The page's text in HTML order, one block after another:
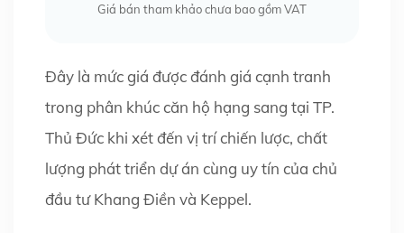
Giá bán tham khảo chưa bao gồm VAT
Đây là mức giá được đánh giá cạnh tranh
trong phân khúc căn hộ hạng sang tại TP.
Thủ Đức khi xét đến vị trí chiến lược, chất
lượng phát triển dự án cùng uy tín của chủ
đầu tư Khang Điền và Keppel.